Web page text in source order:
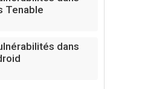
Tenable
dans